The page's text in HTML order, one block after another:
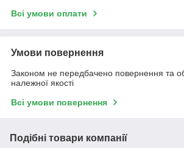
Всі умови оплати
Умови повернення
Законом не передбачено повернення та
належної якості
Всі умови повернення
Подібні товари компанії